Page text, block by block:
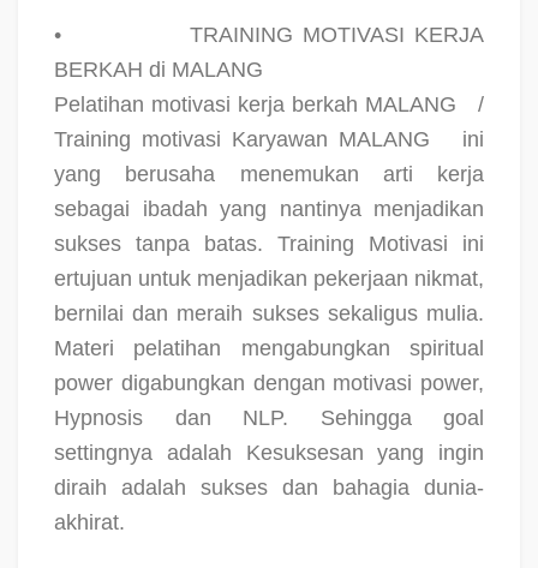
•
TRAINING MOTIVASI KERJA
BERKAH di MALANG
Pelatihan motivasi kerja berkah MALANG
/
Training motivasi Karyawan MALANG
ini
yang berusaha menemukan arti kerja
sebagai ibadah yang nantinya menjadikan
sukses tanpa batas. Training Motivasi ini
ertujuan untuk menjadikan pekerjaan nikmat,
bernilai dan meraih sukses sekaligus mulia.
Materi pelatihan mengabungkan spiritual
power digabungkan dengan motivasi power,
Hypnosis dan NLP. Sehingga goal
settingnya adalah Kesuksesan yang ingin
diraih adalah sukses dan bahagia dunia-
akhirat.